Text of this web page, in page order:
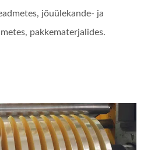
jõuülekande- ja
pakkematerjalides.